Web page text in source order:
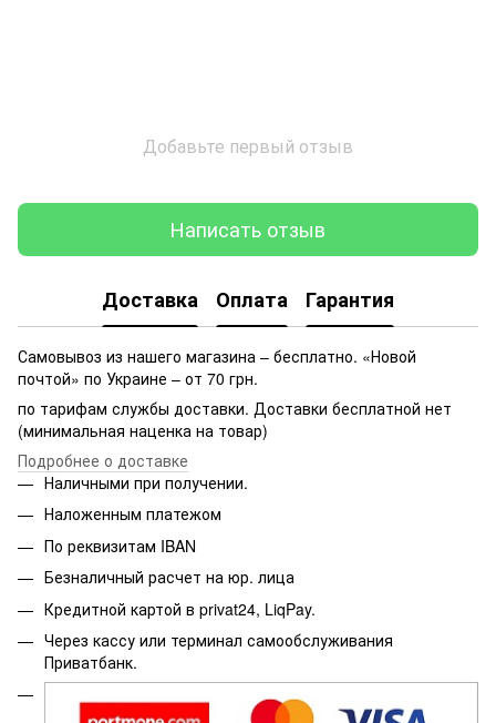
Добавьте первый отзыв
Написать отзыв
Доставка Оплата Гарантия
Самовывоз из нашего магазина – бесплатно. «Новой
почтой» по Украине – от 70 грн.
по тарифам службы доставки. Доставки бесплатной нет
(минимальная наценка на товар)
Подробнее о доставке
Наличными при получении.
Наложенным платежом
По реквизитам IBAN
Безналичный расчет на юр. лица
Кредитной картой в privat24, LiqPay.
Через кассу или терминал самообслуживания
Приватбанк.